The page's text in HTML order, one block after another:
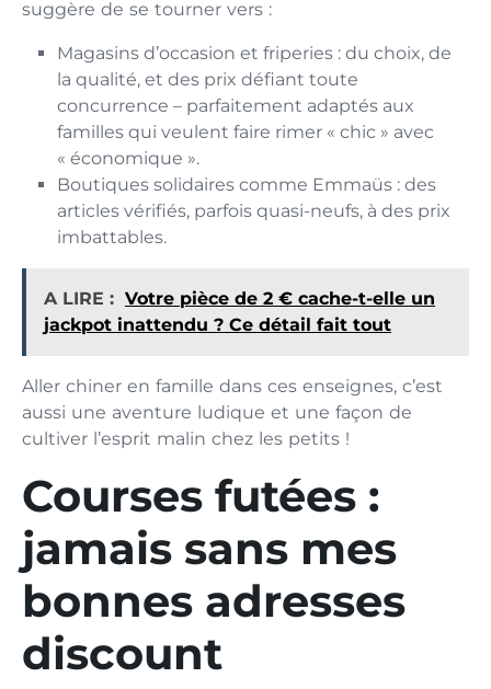
suggère de se tourner vers :
Magasins d’occasion et friperies : du choix, de
la qualité, et des prix défiant toute
concurrence – parfaitement adaptés aux
familles qui veulent faire rimer « chic » avec
« économique ».
Boutiques solidaires comme Emmaüs : des
articles vérifiés, parfois quasi-neufs, à des prix
imbattables.
A LIRE : Votre pièce de 2 € cache-t-elle un
jackpot inattendu ? Ce détail fait tout
Aller chiner en famille dans ces enseignes, c’est
aussi une aventure ludique et une façon de
cultiver l’esprit malin chez les petits !
Courses futées :
jamais sans mes
bonnes adresses
discount